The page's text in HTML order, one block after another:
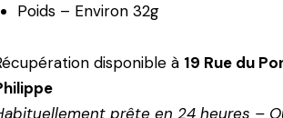
Poids – Environ 32g
disponible à 19 Rue du
prête en 24 heures –